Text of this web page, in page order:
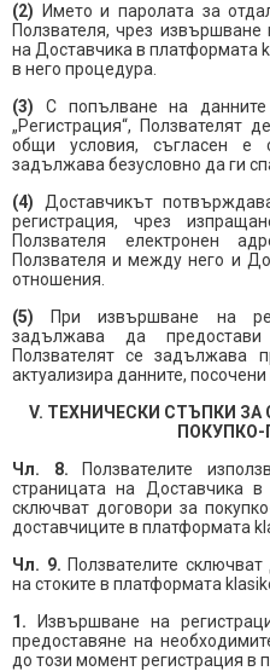
(2) Името и паролата за
Ползвателя, чрез извършване
на Доставчика в платформата
в него процедура.
(3) С попълване на
„Регистрация“, Ползвателят
общи условия, съгласен е
задължава безусловно да ги
(4) Доставчикът
регистрация, чрез
Ползвателя електронен
Ползвателя и между него и
отношения.
(5) При извършване на
задължава да
Ползвателят се задължава
актуализира данните, посочени
V. ТЕХНИЧЕСКИ СТЪПКИ
Чл. 8. Ползвателите
страницата на Доставчика
сключват договори за
доставчиците в платформата
Чл. 9. Ползвателите
на стоките в платформата
1.
Извършване на
предоставяне на
до този момент регистрация в